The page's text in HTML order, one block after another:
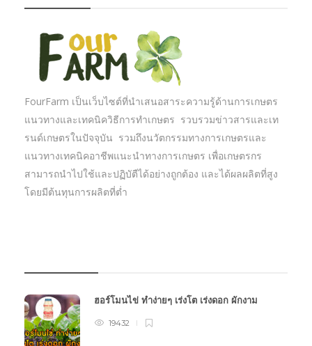
FourFarm เป็นเว็บไซต์ที่นำเสนอสาระความรู้ด้านการเกษตร
แนวทางและเทคนิควิธีการทำเกษตร รวบรวมข่าวสารและเท
รนด์เกษตรในปัจจุบัน รวมถึงนวัตกรรมทางการเกษตรและ
แนวทางเทคนิคอาชีพแนะนำทางการเกษตร เพื่อเกษตรกร
สามารถนำไปใช้และปฏิบัตืได้อย่างถูกต้อง และได้ผลผลิตที่สูง
โดยมีต้นทุนการผลิตที่ต่ำ
ฮอร์โมนไข่ ทำง่ายๆ เร่งโต เร่งดอก ผักงาม
19432